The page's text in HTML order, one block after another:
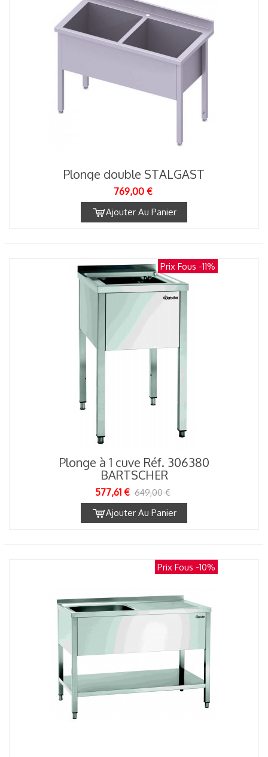
Plonge double STALGAST
769,00 €
Ajouter Au Panier
Prix Fous -11%
Plonge à 1 cuve Réf. 306380
BARTSCHER
577,61 € 649,00 €
Ajouter Au Panier
Prix Fous -10%